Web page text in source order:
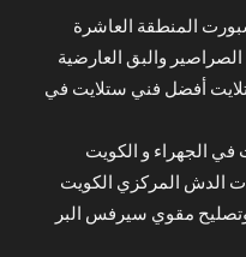
والبق العارضية
أفضل فني ستلايت في
في الجهراء و الكويت
الدش المركزي الكويت
مقوي سيرفس البر